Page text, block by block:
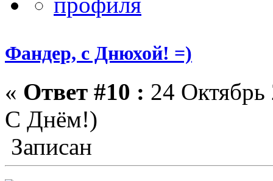
Фандер, с Днюхой! =)
« Ответ #10 : 24
С Днём!)
Записан